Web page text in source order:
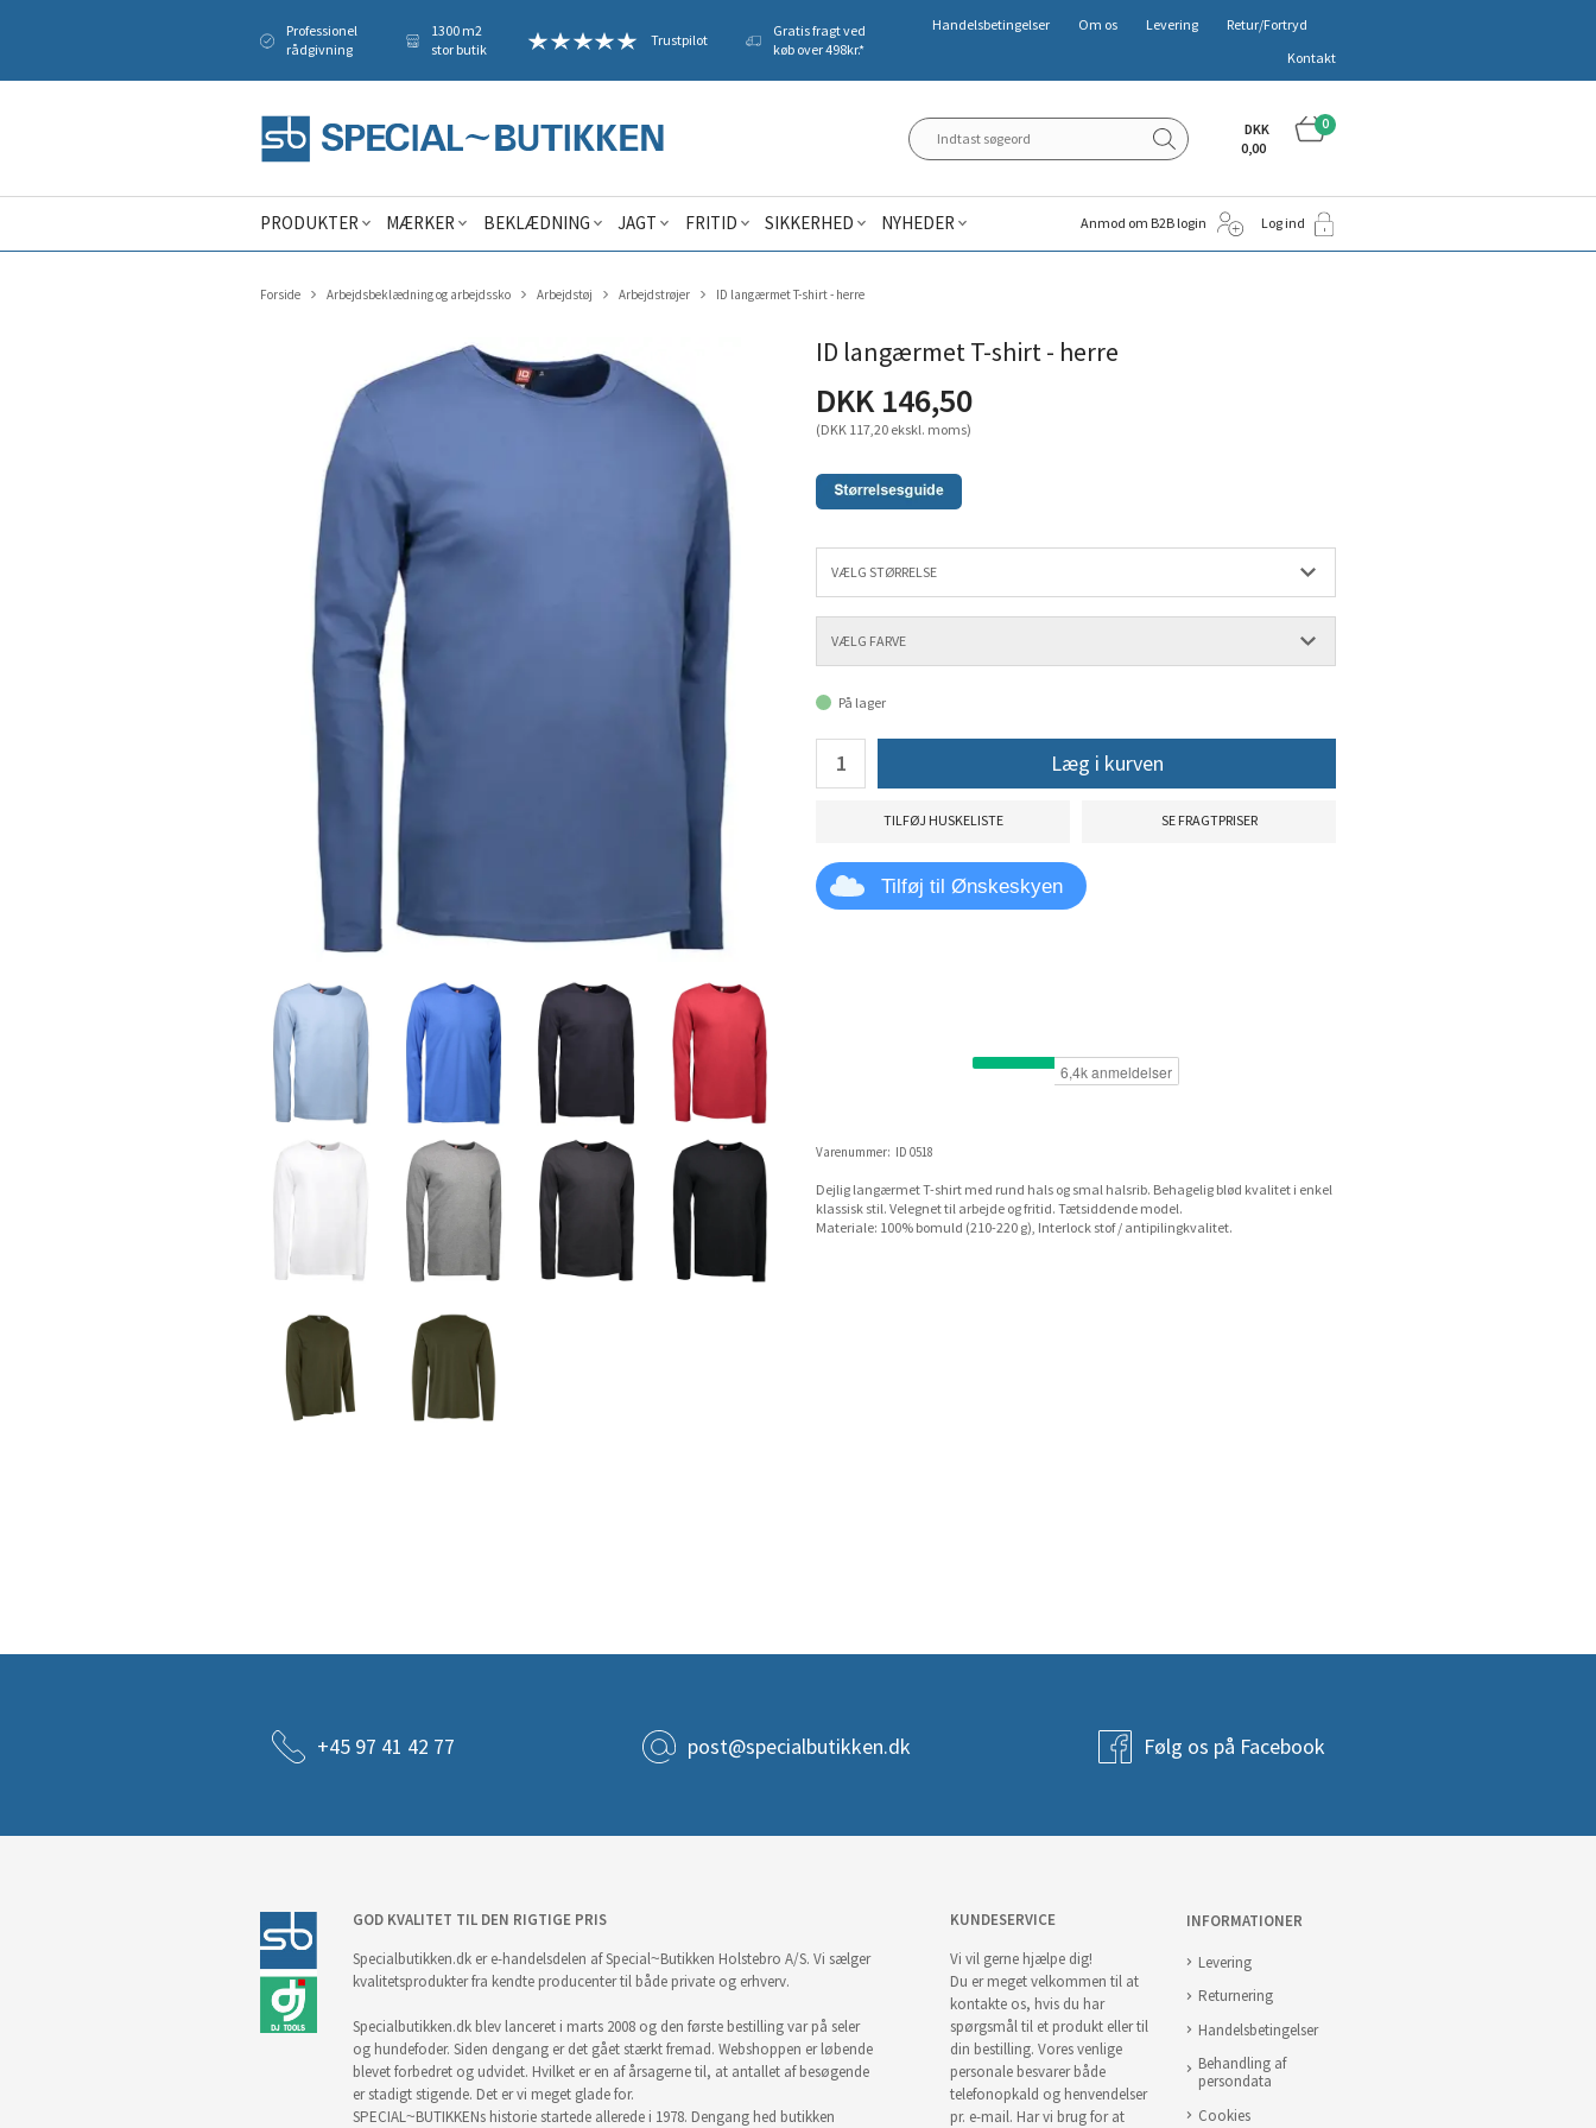
Professionel
rådgivning
1300 m2
stor butik
Trustpilot
Gratis fragt ved
køb over 498kr.*
Handelsbetingelser Om os Levering
Retur/Fortryd
Kontakt
0
DKK
0,00
PRODUKTER MÆRKER BEKLÆDNING JAGT FRITID SIKKERHED NYHEDER Anmod om B2B login Log ind
Forside Arbejdsbeklædning og arbejdssko Arbejdstøj Arbejdstrøjer ID langærmet T-shirt - herre
ID langærmet T-shirt - herre
DKK 146,50
(DKK 117,20 ekskl. moms)
På lager
Læg i kurven
TILFØJ HUSKELISTE SE FRAGTPRISER
Tilføj til Ønskeskyen
Varenummer: ID 0518
Dejlig langærmet T-shirt med rund hals og smal halsrib. Behagelig blød kvalitet i enkel
klassisk stil. Velegnet til arbejde og fritid. Tætsiddende model.
Materiale: 100% bomuld (210-220 g), Interlock stof / antipilingkvalitet.
+45 97 41 42 77 post@specialbutikken.dk Følg os på Facebook
GOD KVALITET TIL DEN RIGTIGE PRIS
Specialbutikken.dk er e-handelsdelen af Special~Butikken Holstebro A/S. Vi sælger
kvalitetsprodukter fra kendte producenter til både private og erhverv.
Specialbutikken.dk blev lanceret i marts 2008 og den første bestilling var på seler
og hundefoder. Siden dengang er det gået stærkt fremad. Webshoppen er løbende
blevet forbedret og udvidet. Hvilket er en af årsagerne til, at antallet af besøgende
er stadigt stigende. Det er vi meget glade for.
SPECIAL~BUTIKKENs historie startede allerede i 1978. Dengang hed butikken
KUNDESERVICE
Vi vil gerne hjælpe dig!
Du er meget velkommen til at
kontakte os, hvis du har
spørgsmål til et produkt eller til
din bestilling. Vores venlige
personale besvarer både
telefonopkald og henvendelser
pr. e-mail. Har vi brug for at
INFORMATIONER
Levering
Returnering
Handelsbetingelser
Behandling af
persondata
Cookies